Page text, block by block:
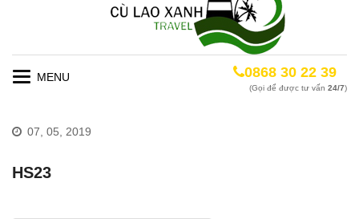
Toggle
0868 30 22 39
(Gọi để được tư vấn 24/7)
07, 05, 2019
HS23